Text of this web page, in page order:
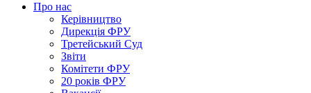
Про нас
Керівництво
Дирекція ФРУ
Третейський Суд
Звіти
Комітети ФРУ
20 років ФРУ